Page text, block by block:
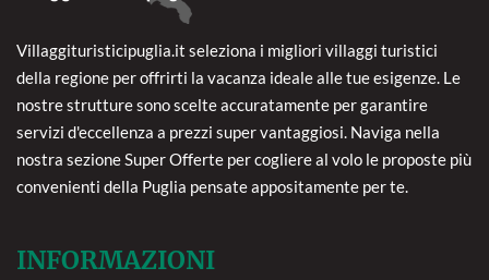
Villaggituristicipuglia.it seleziona i migliori villaggi turistici
della regione per offrirti la vacanza ideale alle tue esigenze. Le
nostre strutture sono scelte accuratamente per garantire
servizi d'eccellenza a prezzi super vantaggiosi. Naviga nella
nostra sezione Super Offerte per cogliere al volo le proposte più
convenienti della Puglia pensate appositamente per te.
INFORMAZIONI